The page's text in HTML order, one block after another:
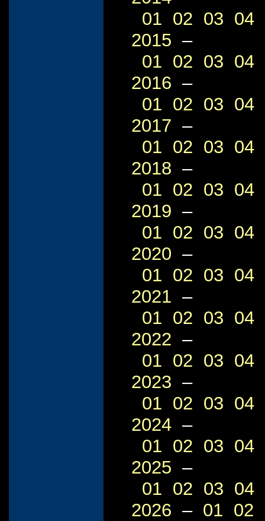
01 02 03 04
2015 –
01 02 03 04
2016 –
01 02 03 04
2017 –
01 02 03 04
2018 –
01 02 03 04
2019 –
01 02 03 04
2020 –
01 02 03 04
2021 –
01 02 03 04
2022 –
01 02 03 04
2023 –
01 02 03 04
2024 –
01 02 03 04
2025 –
01 02 03 04
2026 – 01 02